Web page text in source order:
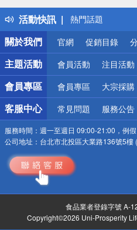
活動快訊
得獎公告
熱門話題
銀行優惠
偏遠地區配送
詐騙網頁！請小
關於我們
官網 促銷目錄
主題活動 會員活動 注目活動
會員專區 會員專區 大宗採購
客服中心 常見問題 服務公告
服務時間： 週一至週日 09:00-21:00，例
公司地址： 台北市北投區大業路136號5樓
食品業者登錄字號 A-
Copyright©2026 Uni-Prosperity